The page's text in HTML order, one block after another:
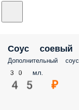
Соус соевый
Дополнительный соус
30 мл.
45 ₽